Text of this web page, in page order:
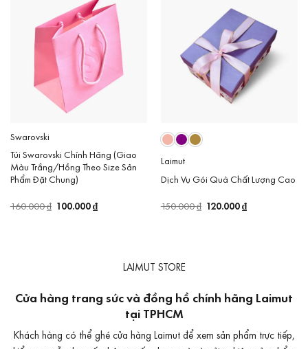
Swarovski
Túi Swarovski Chính Hãng (Giao
Màu Trắng/Hồng Theo Size Sản
Phẩm Đặt Chung)
160.000₫ Giá
100.000₫
Laimut
Dịch Vụ Gói Quà Chất Lượng Cao
150.000₫ Giá
120.000₫
LAIMUT STORE
Cửa hàng trang sức và đồng hồ chính hãng Laimut
tại TPHCM
Khách hàng có thể ghé cửa hàng Laimut để xem sản phẩm trực tiếp,